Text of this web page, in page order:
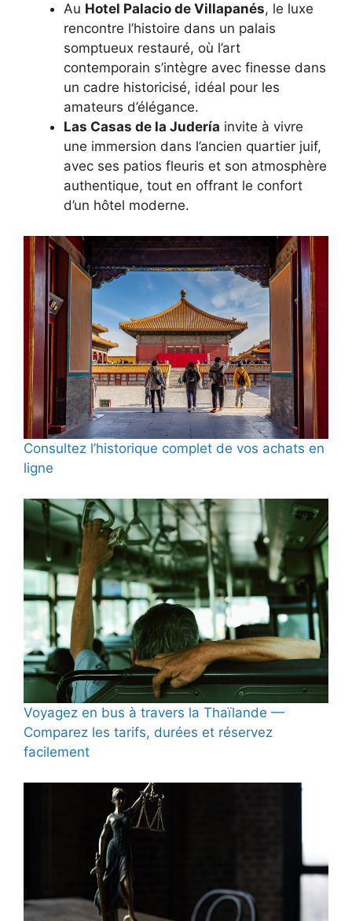
Au Hotel Palacio de Villapanés, le luxe
rencontre l’histoire dans un palais
somptueux restauré, où l’art
contemporain s’intègre avec finesse dans
un cadre historicisé, idéal pour les
amateurs d’élégance.
Las Casas de la Judería invite à vivre
une immersion dans l’ancien quartier juif,
avec ses patios fleuris et son atmosphère
authentique, tout en offrant le confort
d’un hôtel moderne.
Consultez l’historique complet de vos achats en
ligne
Voyagez en bus à travers la Thaïlande —
Comparez les tarifs, durées et réservez
facilement